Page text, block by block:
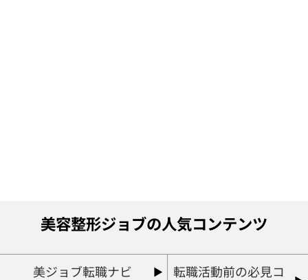
美容整形ジョブの人気コンテンツ
美ジョブ転職ナビ
転職活動前の必見コ